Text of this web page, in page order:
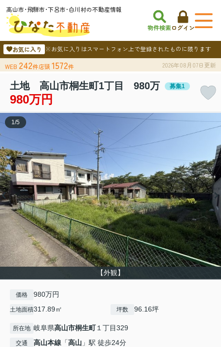
高山市･飛騨市･下呂市･白川村の不動産情報
物件検索ログイン
お気に入り ※お気に入りはスマートフォン上で登録されたものに限ります
WEB 242件店頭 1572件 2026年08月07日更新
土地 高山市桐生町1丁目 980万 募集1
980万円
【外観】
1/5
価格 980万円
土地面積317.89㎡ 坪数 96.16坪
所在地 岐阜県高山市桐生町１丁目329
交通 高山本線 「高山 」駅 徒歩24分